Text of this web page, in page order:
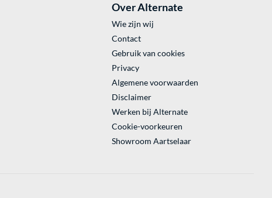
Over Alternate
Wie zijn wij
Contact
Gebruik van cookies
Privacy
Algemene voorwaarden
Disclaimer
Werken bij Alternate
Cookie-voorkeuren
Showroom Aartselaar